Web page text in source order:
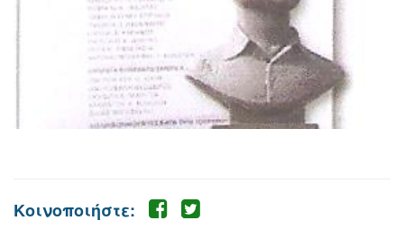
Κοινοποιήστε: